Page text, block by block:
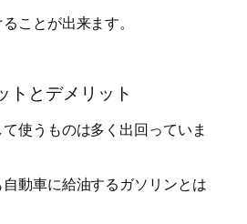
ことが出来ます。
トとデメリット
使うものは多く出回っていま
動車に給油するガソリンとは